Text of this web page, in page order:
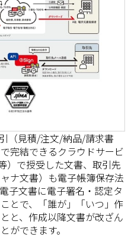
（見積/注文/納品/請求書
完結できるクラウドサービ
）で授受した文書、取引先
ナ文書）も電子帳簿保存法
子文書に電子署名・認定タ
とで、「誰が」「いつ」作
と、作成以降文書が改ざん
ができます。